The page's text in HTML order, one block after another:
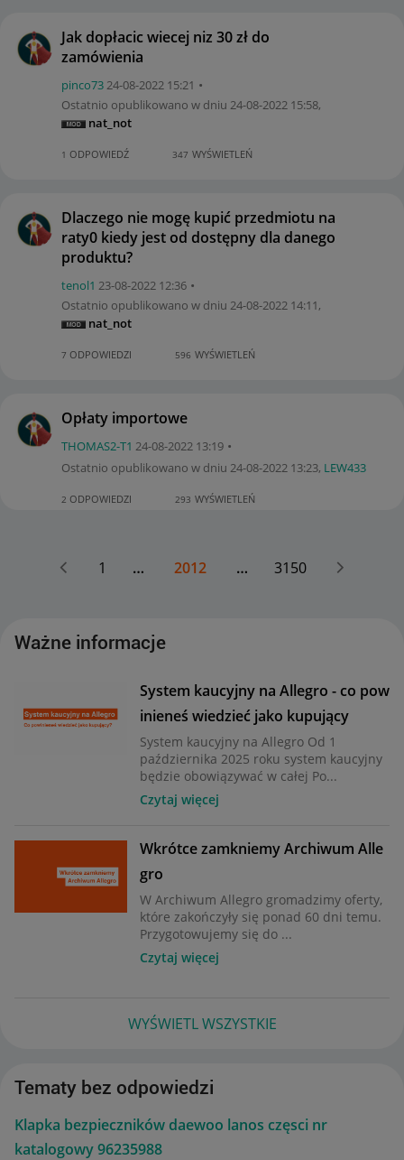
Jak dopłacic wiecej niz 30 zł do
zamówienia
pinco73‎24-08-2022 15:21
Ostatnio opublikowano w dniu ‎24-08-2022 15:58,
nat_not
1 ODPOWIEDŹ 347 WYŚWIETLEŃ
Dlaczego nie mogę kupić przedmiotu na
raty0 kiedy jest od dostępny dla danego
produktu?
tenol1 ‎23-08-2022 12:36
Ostatnio opublikowano w dniu ‎24-08-2022 14:11,
nat_not
7 ODPOWIEDZI 596 WYŚWIETLEŃ
Opłaty importowe
THOMAS2-T1 ‎24-08-2022 13:19
Ostatnio opublikowano w dniu ‎24-08-2022 13:23, LEW433
2 ODPOWIEDZI 293 WYŚWIETLEŃ
1 … 2012 … 3150
Ważne informacje
System kaucyjny na Allegro - co pow
inieneś wiedzieć jako kupujący
System kaucyjny na Allegro Od 1
października 2025 roku system kaucyjny
będzie obowiązywać w całej Po...
Czytaj więcej
Wkrótce zamkniemy Archiwum Alle
gro
W Archiwum Allegro gromadzimy oferty,
które zakończyły się ponad 60 dni temu.
Przygotowujemy się do ...
Czytaj więcej
WYŚWIETL WSZYSTKIE
Tematy bez odpowiedzi
Klapka bezpieczników daewoo lanos częsci nr
katalogowy 96235988